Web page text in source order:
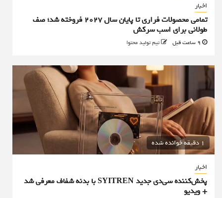
اخبار
تمامی محصولات فراری تا پایان سال ۲۰۲۷ فروخته شد؛ صف
طولانی برای اسب سرکش
تیم تولید محتوا
1 دقیقه خوانده شده
اخبار
پخش‌کننده سی‌دی جدید SYITREN با بدنه شفاف معرفی شد
+ ویدیو